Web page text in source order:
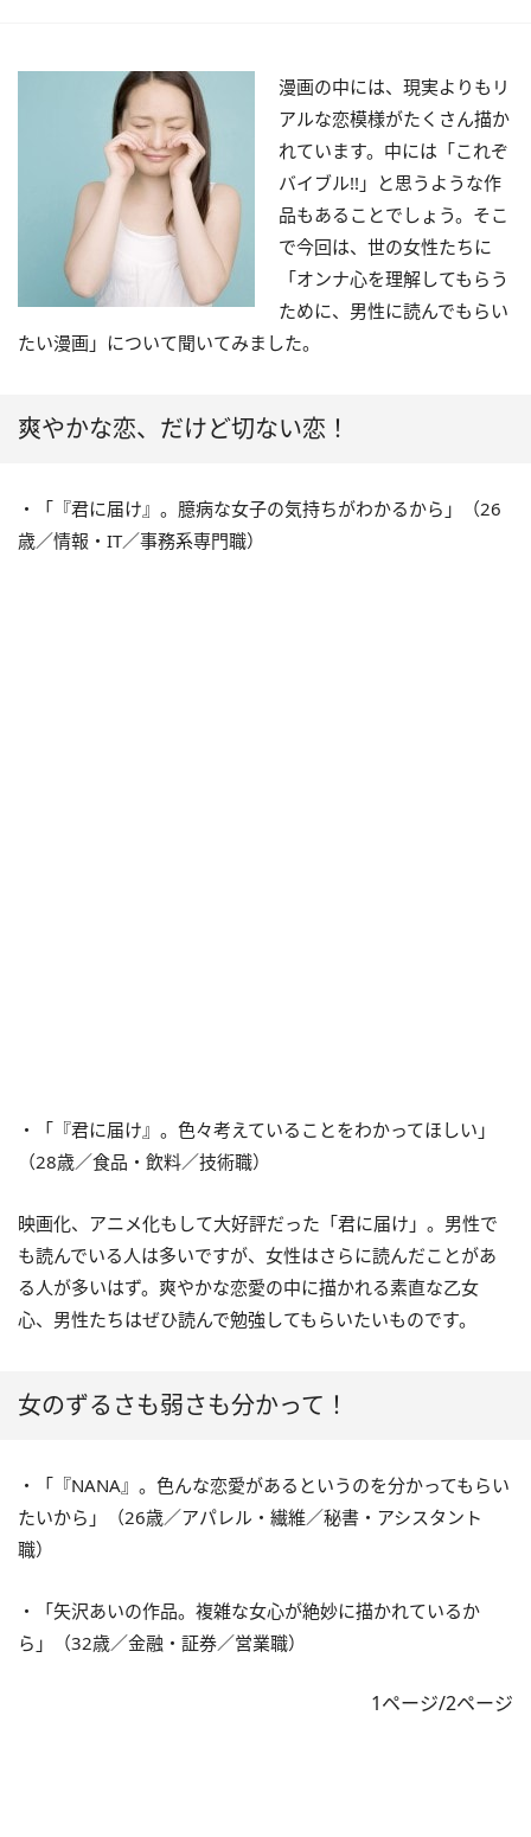
漫画の中には、現実よりもリ
アルな恋模様がたくさん描か
れています。中には「これぞ
バイブル!!」と思うような作
品もあることでしょう。そこ
で今回は、世の女性たちに
「オンナ心を理解してもらう
ために、男性に読んでもらい
たい漫画」について聞いてみました。
爽やかな恋、だけど切ない恋！
・「『君に届け』。臆病な女子の気持ちがわかるから」（26
歳／情報・IT／事務系専門職）
・「『君に届け』。色々考えていることをわかってほしい」
（28歳／食品・飲料／技術職）
映画化、アニメ化もして大好評だった「君に届け」。男性で
も読んでいる人は多いですが、女性はさらに読んだことがあ
る人が多いはず。爽やかな恋愛の中に描かれる素直な乙女
心、男性たちはぜひ読んで勉強してもらいたいものです。
女のずるさも弱さも分かって！
・「『NANA』。色んな恋愛があるというのを分かってもらい
たいから」（26歳／アパレル・繊維／秘書・アシスタント
職）
・「矢沢あいの作品。複雑な女心が絶妙に描かれているか
ら」（32歳／金融・証券／営業職）
1ページ/2ページ